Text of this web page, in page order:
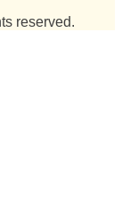
reserved.